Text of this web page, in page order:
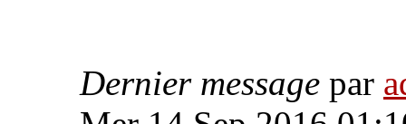
Dernier message par